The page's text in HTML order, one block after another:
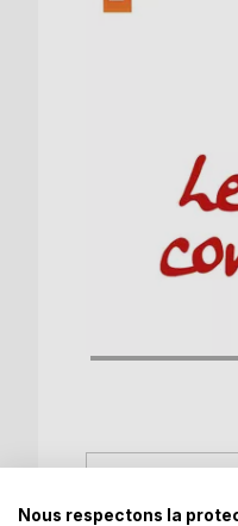
Nous respectons la